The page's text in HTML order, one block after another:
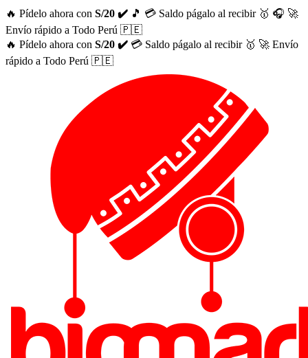
🔥 Pídelo ahora con S/20 ✔️ 🎵 💳 Saldo págalo al recibir 🥇 🎧 🚀
Envío rápido a Todo Perú 🇵🇪
🔥 Pídelo ahora con S/20 ✔️ 💳 Saldo págalo al recibir 🥇 🚀 Envío
rápido a Todo Perú 🇵🇪